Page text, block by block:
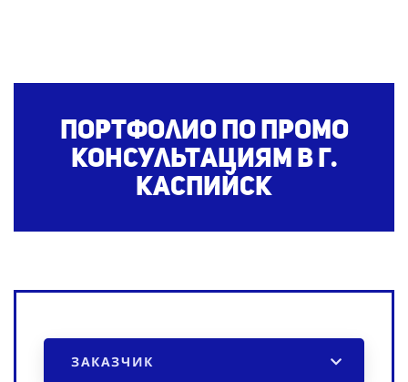
Портфолио по промо
консультациям в г.
Каспийск
ЗАКАЗЧИК